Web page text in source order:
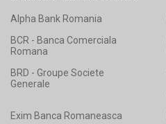
Alpha Bank Romania
BCR - Banca Comerciala
Romana
BRD - Groupe Societe
Generale
Exim Banca Romaneasca